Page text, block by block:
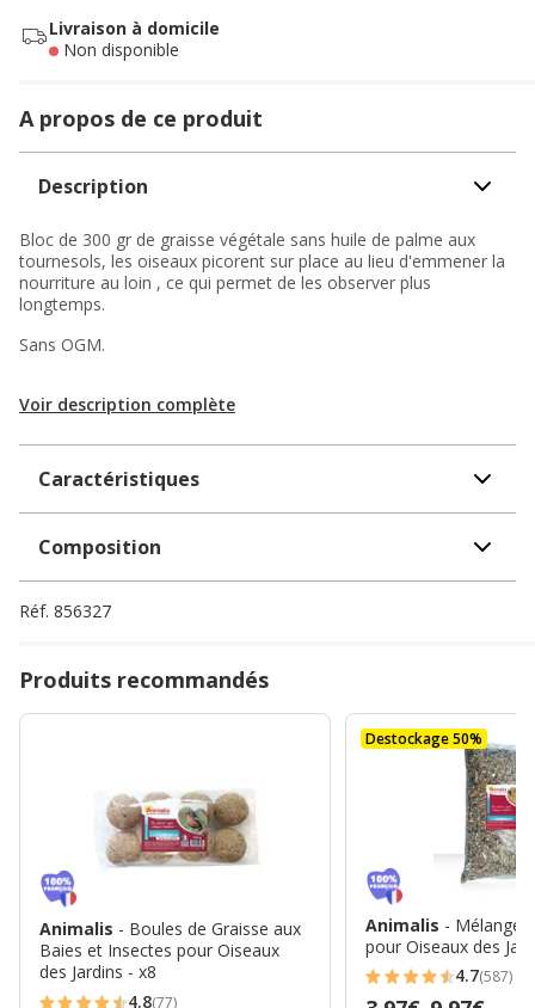
Livraison à domicile
Non disponible
A propos de ce produit
Description
Bloc de 300 gr de graisse végétale sans huile de palme aux
tournesols, les oiseaux picorent sur place au lieu d'emmener la
nourriture au loin , ce qui permet de les observer plus
longtemps.
Sans OGM.
Voir description complète
Caractéristiques
Composition
Réf. 856327
Produits recommandés
Animalis - Boules de Graisse aux
Baies et Insectes pour Oiseaux
des Jardins - x8
4.8(77)
Destockage 50%
Animalis - Mélange
pour Oiseaux des
4.7
4.7(587)